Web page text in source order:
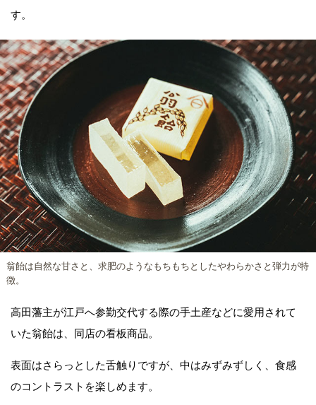
す。
翁飴は自然な甘さと、求肥のようなもちもちとしたやわらかさと弾力が特
徴。
高田藩主が江戸へ参勤交代する際の手土産などに愛用されて
いた翁飴は、同店の看板商品。
表面はさらっとした舌触りですが、中はみずみずしく、食感
のコントラストを楽しめます。